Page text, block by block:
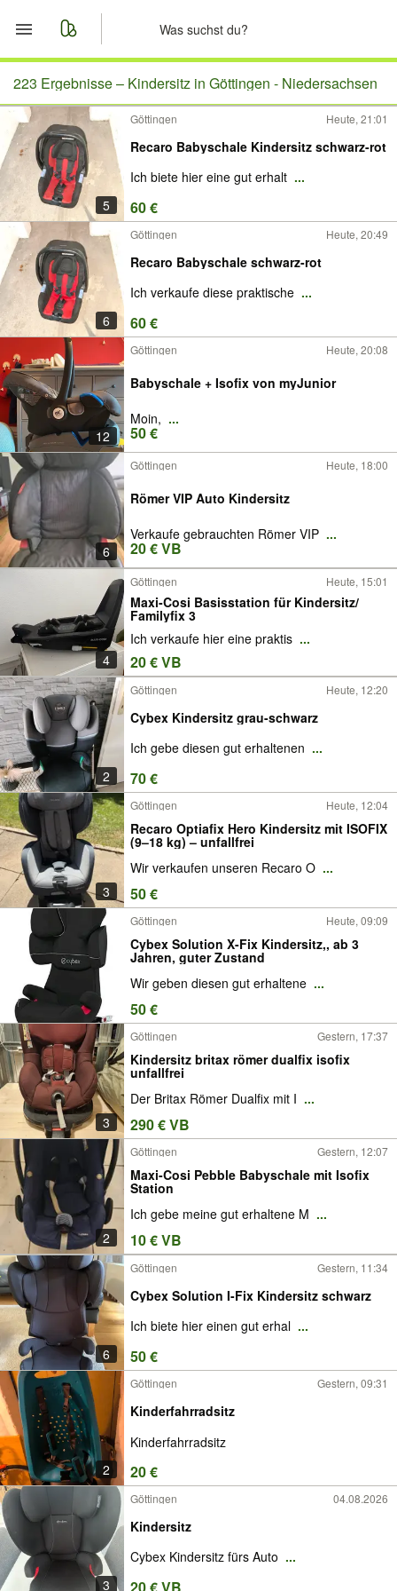
Start
Merkliste
Nachrichten
Anzeige aufgeben
223 Ergebnisse – Kindersitz in Göttingen - Niedersachsen
5
Göttingen Heute, 21:01
Recaro Babyschale Kindersitz schwarz-rot
Ich biete hier eine gut erhalt ...
60 €
6
Göttingen Heute, 20:49
Recaro Babyschale schwarz-rot
Ich verkaufe diese praktische ...
60 €
12
Göttingen Heute, 20:08
Babyschale + Isofix von myJunior
Moin, ...
50 €
6
Göttingen Heute, 18:00
Römer VIP Auto Kindersitz
Verkaufe gebrauchten Römer VIP ...
20 € VB
4
Göttingen Heute, 15:01
Maxi-Cosi Basisstation für Kindersitz/
Familyfix 3
Ich verkaufe hier eine praktis ...
20 € VB
2
Göttingen Heute, 12:20
Cybex Kindersitz grau-schwarz
Ich gebe diesen gut erhaltenen ...
70 €
3
Göttingen Heute, 12:04
Recaro Optiafix Hero Kindersitz mit ISOFIX
(9–18 kg) – unfallfrei
Wir verkaufen unseren Recaro O ...
50 €
Göttingen Heute, 09:09
Cybex Solution X-Fix Kindersitz,, ab 3
Jahren, guter Zustand
Wir geben diesen gut erhaltene ...
50 €
3
Göttingen Gestern, 17:37
Kindersitz britax römer dualfix isofix
unfallfrei
Der Britax Römer Dualfix mit I ...
290 € VB
2
Göttingen Gestern, 12:07
Maxi-Cosi Pebble Babyschale mit Isofix
Station
Ich gebe meine gut erhaltene M ...
10 € VB
6
Göttingen Gestern, 11:34
Cybex Solution I-Fix Kindersitz schwarz
Ich biete hier einen gut erhal ...
50 €
2
Göttingen Gestern, 09:31
Kinderfahrradsitz
Kinderfahrradsitz
20 €
3
Göttingen 04.08.2026
Kindersitz
Cybex Kindersitz fürs Auto ...